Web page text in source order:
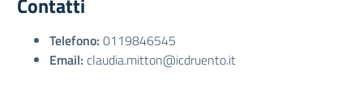
Telefono: 0119846545
Email: claudia.mitton@icdruento.it